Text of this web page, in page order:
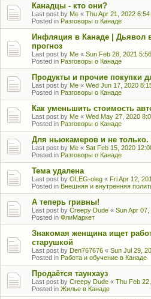
Канадцы - кто они?
Last post by Me « Thu Apr 21, 2022 6:54
Posted in Разговоры о Канаде
Инфляция в Канаде | Дьявол
прогноз
Last post by Me « Sun Feb 28, 2021
Posted in Разговоры о Канаде
Продукты и прочие покупки
Last post by Me « Wed Jun 17, 2020
Posted in Разговоры о Канаде
Как уменьшить стоимость
Last post by Me « Wed May 27, 2020
Posted in Разговоры о Канаде
Для ньюкамеров и не
Last post by Me « Sat Feb 15, 2020
Posted in Разговоры о Канаде
Тема удалена
Last post by OLEG-oleg « Fri Apr 12,
Posted in Внешняя и внутренняя
А теперь гривны!
Last post by Creepy Dude « Sun Apr
Posted in ФлиМаркет
Знакомая женщина ищет
старушкой
Last post by Den767676 « Sun Jul 29,
Posted in Работа и обучение в Канаде
Продаётся таунхауз
Last post by Creepy Dude « Thu Feb
Posted in Жилье в Канаде